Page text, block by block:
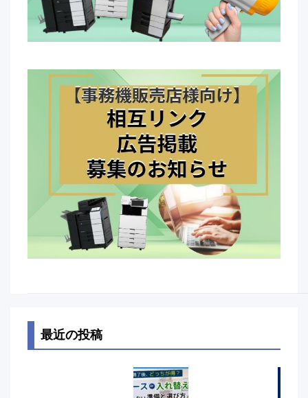
最近の投稿